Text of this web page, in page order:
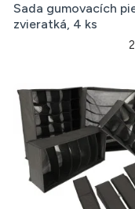
Sada gumovacích
zvieratká, 4 ks